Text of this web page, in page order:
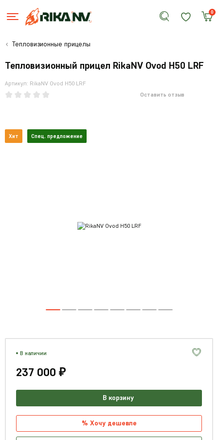
0
Тепловизионные прицелы
Тепловизионный прицел RikaNV Ovod H50 LRF
Артикул: RikaNV Ovod H50 LRF
Оставить отзыв
Хит Спец. предложение
В наличии
237 000 ₽
В корзину
% Хочу дешевле